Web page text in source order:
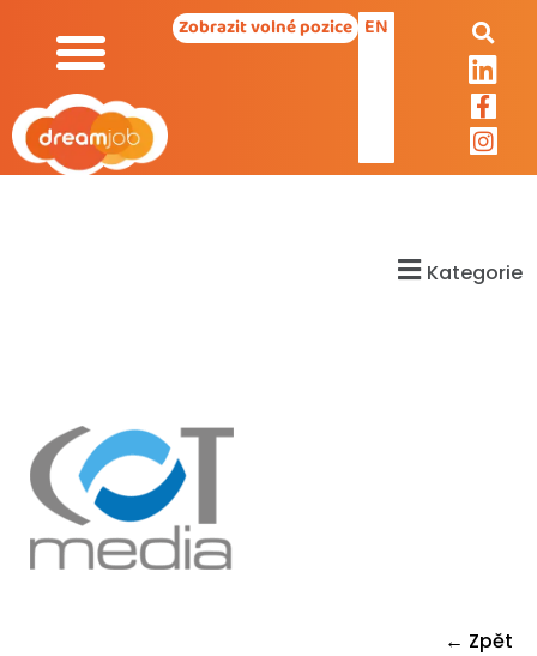
Zobrazit volné pozice EN
Kategorie
← Zpět